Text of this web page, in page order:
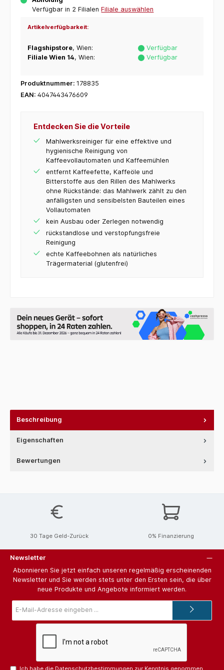
Verfügbar in 2 Filialen Filiale auswählen
Artikelverfügbarkeit:
Flagshipstore, Wien:
Verfügbar
Filiale Wien 14, Wien: Verfügbar
Produktnummer: 178835
EAN: 4047443476609
Entdecken Sie die Vorteile
Mahlwerksreiniger für eine effektive und
hygienische Reinigung von
Kaffeevollautomaten und Kaffeemühlen
entfernt Kaffeefette, Kaffeöle und
Bitterstoffe aus den Rillen des Mahlwerks
ohne Rückstände: das Mahlwerk zählt zu den
anfälligsten und sensibelsten Bauteilen eines
Vollautomaten
kein Ausbau oder Zerlegen notwendig
rückstandlose und verstopfungsfreie
Reinigung
echte Kaffeebohnen als natürliches
Trägermaterial (glutenfrei)
Beschreibung
Eigenschaften
Bewertungen
30 Tage Geld-Zurück 0% Finanzierung
Newsletter
Abonnieren Sie jetzt einfach unseren regelmäßig erscheinenden
Newsletter und Sie werden stets unter den Ersten sein, die über
neue Produkte und Angebote informiert werden.
Mail-